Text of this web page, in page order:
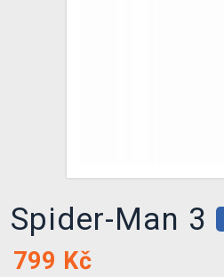
Spider-Man 3
799 Kč